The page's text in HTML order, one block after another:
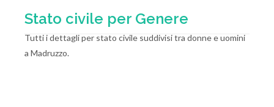
Stato civile per Genere
Tutti i dettagli per stato civile suddivisi tra donne e uomini
a Madruzzo.